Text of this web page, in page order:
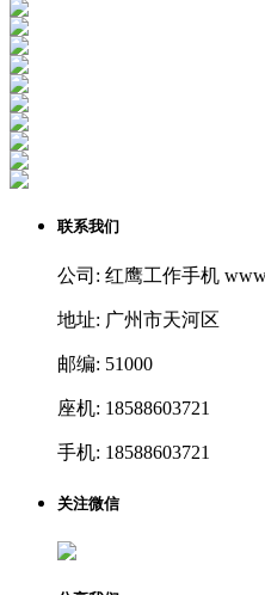
联系我们
公司: 红鹰工作手机
地址: 广州市天河区
邮编: 51000
座机: 18588603721
手机: 18588603721
关注微信